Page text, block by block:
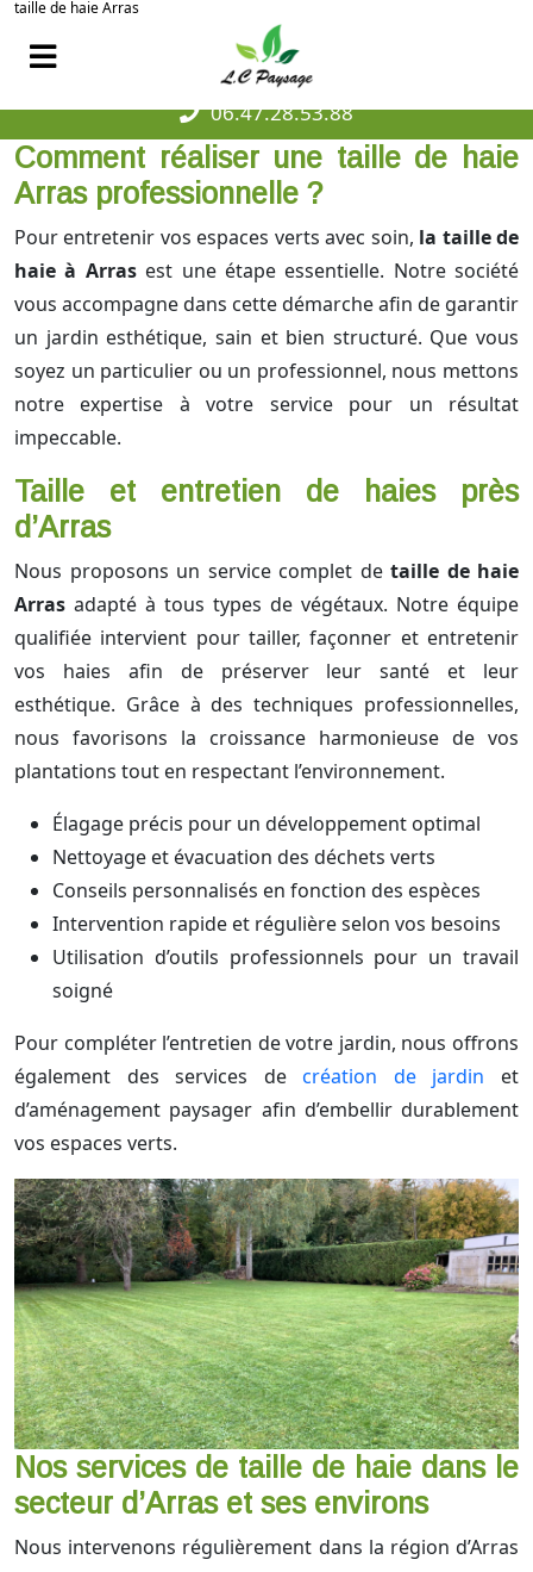
taille de haie Arras
06.47.28.53.88
Comment réaliser une taille de haie
Arras professionnelle ?
Pour entretenir vos espaces verts avec soin, la taille de
haie à Arrasest une étape essentielle. Notre société
vous accompagne dans cette démarche afin de garantir
un jardin esthétique, sain et bien structuré. Que vous
soyez un particulier ou un professionnel, nous mettons
notre expertise à votre service pour un résultat
impeccable.
Taille et entretien de haies près
d’Arras
Nous proposons un service complet de taille de haie
Arras adapté à tous types de végétaux. Notre équipe
qualifiée intervient pour tailler, façonner et entretenir
vos haies afin de préserver leur santé et leur
esthétique. Grâce à des techniques professionnelles,
nous favorisons la croissance harmonieuse de vos
plantations tout en respectant l’environnement.
Élagage précis pour un développement optimal
Nettoyage et évacuation des déchets verts
Conseils personnalisés en fonction des espèces
Intervention rapide et régulière selon vos besoins
Utilisation d’outils professionnels pour un travail
soigné
Pour compléter l’entretien de votre jardin, nous offrons
également des services decréation de jardin et
d’aménagement paysager afin d’embellir durablement
vos espaces verts.
Nos services de taille de haie dans le
secteur d’Arras et ses environs
Nous intervenons régulièrement dans la région d’Arras